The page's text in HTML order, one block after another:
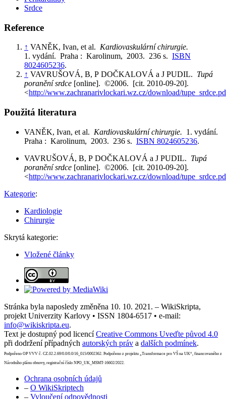
Srdce
Reference
↑ VANĚK, Ivan, et al. Kardiovaskulární chirurgie.
1. vydání. Praha : Karolinum, 2003. 236 s. ISBN
8024605236.
↑ VAVRUŠOVÁ, B, P DOČKALOVÁ a J PUDIL. Tupá
poranění srdce [online]. ©2006. [cit. 2010-09-20].
<http://www.zachranarivlockari.wz.cz/download/
Použitá literatura
VANĚK, Ivan, et al. Kardiovaskulární chirurgie. 1. vydání.
Praha : Karolinum, 2003. 236 s. ISBN 8024605236.
VAVRUŠOVÁ, B, P DOČKALOVÁ a J PUDIL. Tupá
poranění srdce [online]. ©2006. [cit. 2010-09-20].
<http://www.zachranarivlockari.wz.cz/download/
Kategorie:
Kardiologie
Chirurgie
Skrytá kategorie:
Vložené články
Stránka byla naposledy změněna 10. 10. 2021. – WikiSkripta,
projekt Univerzity Karlovy • ISSN 1804-6517 • e-mail:
info@wikiskripta.eu.
Text je dostupný pod licencíCreative Commons Uveďte původ 4.0
při dodržení případných autorských práv a dalších podmínek.
Podpořeno OP VVV č. CZ.02.2.69/0.0/0.0/16_015/0002362. Podpořeno z projektu „Transformace pro VŠ na UK“, financovaného z
Národního plánu obnovy, registrační číslo NPO_UK_MSMT-16602/2022.
Ochrana osobních údajů
– O WikiSkriptech
– Vyloučení odpovědnosti